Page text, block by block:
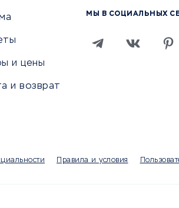
и цены
и возврат
МЫ В СОЦИАЛЬНЫХ
Правила и условия